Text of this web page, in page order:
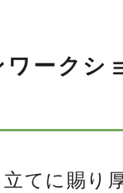
ークシ
てに賜り